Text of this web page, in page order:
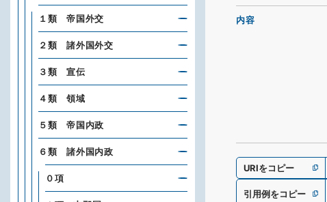
内容
URIをコピー
引用例をコピー
１類 帝国外交
２類 諸外国外交
３類 宣伝
４類 領域
５類 帝国内政
６類 諸外国内政
０項